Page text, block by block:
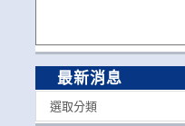
最新消息
選取分類